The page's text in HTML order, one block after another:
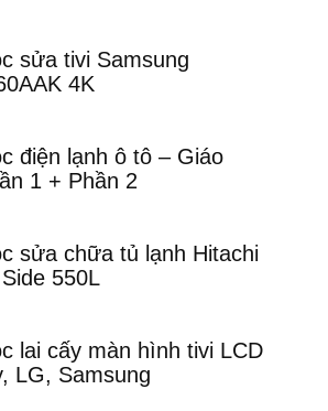
sửa tivi Samsung
4K
điện lạnh ô tô – Giáo
1 + Phần 2
sửa chữa tủ lạnh Hitachi
550L
lai cấy màn hình tivi LCD
LG, Samsung